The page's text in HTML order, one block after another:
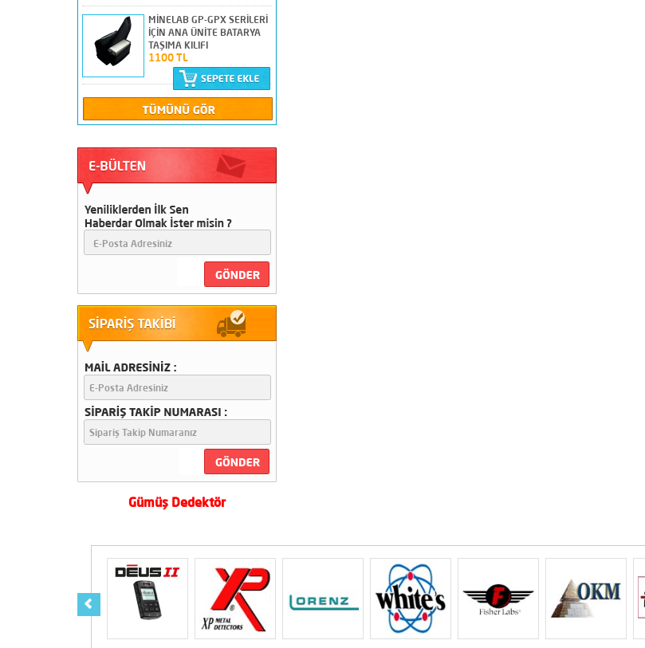
26500 TL
Garrett 400i 28cm Başlıklı
18500 TL
Nokta Score 3 Temiz
Sorunsuz Sıkıntısız
18"dd 45 cm Ayrım lı Başlık
Minelab Gp-Gpx Serilerine
2.El
23750 TL
Conrad GR4 Dual Yeraltı
Görüntüleme Cihazı 2.El
87500 TL
MİNELAB GP-GPX SERİLERİ
İÇİN ANA ÜNİTE BATARYA
TAŞIMA KILIFI
1100 TL
Gümüş Dedektör